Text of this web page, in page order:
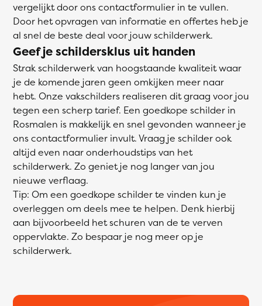
vergelijkt door ons contactformulier in te vullen.
Door het opvragen van informatie en offertes heb je
al snel de beste deal voor jouw schilderwerk.
Geef je schildersklus uit handen
Strak schilderwerk van hoogstaande kwaliteit waar
je de komende jaren geen omkijken meer naar
hebt. Onze vakschilders realiseren dit graag voor jou
tegen een scherp tarief. Een goedkope schilder in
Rosmalen is makkelijk en snel gevonden wanneer je
ons contactformulier invult. Vraag je schilder ook
altijd even naar onderhoudstips van het
schilderwerk. Zo geniet je nog langer van jou
nieuwe verflaag.
Tip: Om een goedkope schilder te vinden kun je
overleggen om deels mee te helpen. Denk hierbij
aan bijvoorbeeld het schuren van de te verven
oppervlakte. Zo bespaar je nog meer op je
schilderwerk.